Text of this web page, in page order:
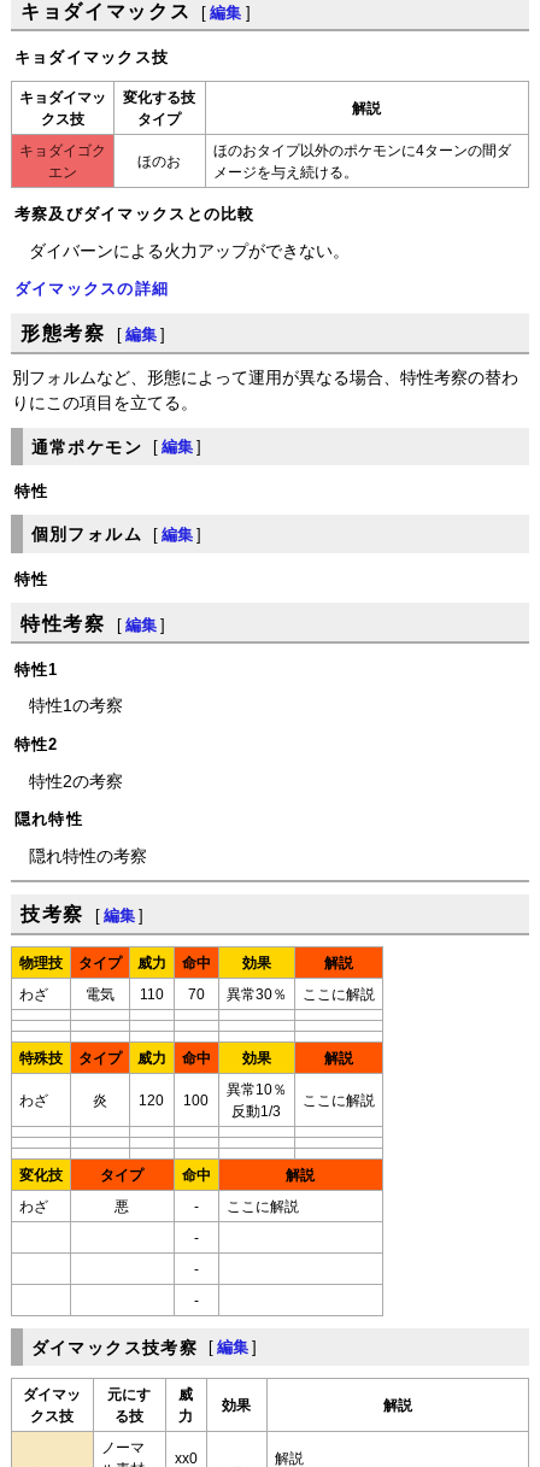
キョダイマックス [ 編集 ]
キョダイマックス技
キョダイマッ
クス技
変化する技
タイプ
解説
キョダイゴク
エン
ほのお
ほのおタイプ以外のポケモンに4ターンの間ダ
メージを与え続ける。
考察及びダイマックスとの比較
ダイバーンによる火力アップができない。
ダイマックスの詳細
形態考察 [ 編集 ]
別フォルムなど、形態によって運用が異なる場合、特性考察の替わ
りにこの項目を立てる。
通常ポケモン [ 編集 ]
特性
個別フォルム [ 編集 ]
特性
特性考察 [ 編集 ]
特性1
特性1の考察
特性2
特性2の考察
隠れ特性
隠れ特性の考察
技考察 [ 編集 ]
物理技 タイプ 威力 命中 効果 解説
わざ 電気 110 70 異常30％ ここに解説
特殊技 タイプ 威力 命中 効果 解説
わざ 炎 120 100
異常10％
反動1/3
ここに解説
変化技 タイプ 命中 解説
わざ 悪 - ここに解説
-
-
-
ダイマックス技考察 [ 編集 ]
ダイマッ
クス技
元にす
る技
威
力
効果 解説
ノーマ
xx0
解説